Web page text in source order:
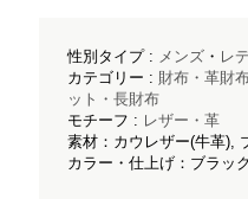
性別タイプ : メンズ ・ レ
カテゴリー : 財布・革財
ット・長財布
モチーフ : レザー・革
素材：カウレザー(牛革),
カラー・仕上げ：ブラック